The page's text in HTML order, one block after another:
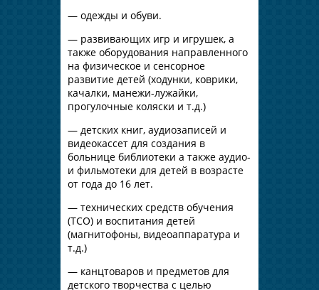
— одежды и обуви.
— развивающих игр и игрушек, а
также оборудования направленного
на физическое и сенсорное
развитие детей (ходунки, коврики,
качалки, манежи-лужайки,
прогулочные коляски и т.д.)
— детских книг, аудиозаписей и
видеокассет для создания в
больнице библиотеки а также аудио-
и фильмотеки для детей в возрасте
от года до 16 лет.
— технических средств обучения
(ТСО) и воспитания детей
(магнитофоны, видеоаппаратура и
т.д.)
— канцтоваров и предметов для
детского творчества с целью